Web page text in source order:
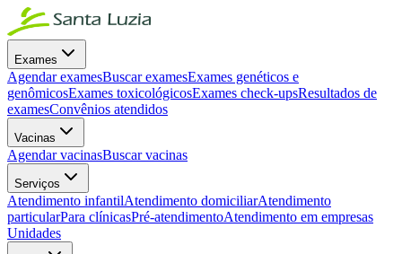
Exames
Agendar examesBuscar examesExames genéticos e
genômicosExames toxicológicosExames check-upsResultados de
examesConvênios atendidos
Vacinas
Agendar vacinasBuscar vacinas
Serviços
Atendimento infantilAtendimento domiciliarAtendimento
particularPara clínicasPré-atendimentoAtendimento em empresas
Unidades